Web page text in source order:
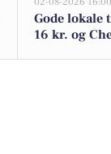
Gode
16 kr. og